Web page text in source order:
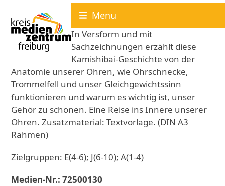
content
Menu
In Versform und mit
Sachzeichnungen erzählt diese
Kamishibai-Geschichte von der
Anatomie unserer Ohren, wie Ohrschnecke,
Trommelfell und unser Gleichgewichtssinn
funktionieren und warum es wichtig ist, unser
Gehör zu schonen. Eine Reise ins Innere unserer
Ohren. Zusatzmaterial: Textvorlage. (DIN A3
Rahmen)
Zielgruppen: E(4-6); J(6-10); A(1-4)
Medien-Nr.: 72500130